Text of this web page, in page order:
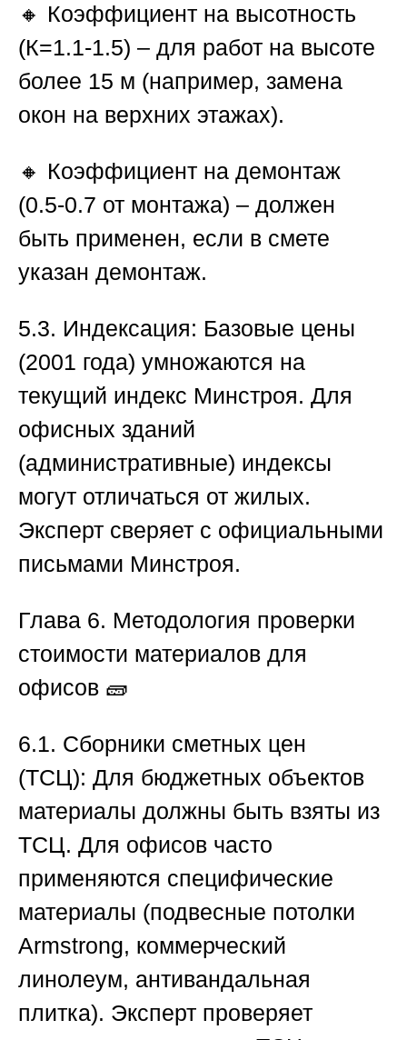
🔸 Коэффициент на высотность
(К=1.1-1.5) – для работ на высоте
более 15 м (например, замена
окон на верхних этажах).
🔸 Коэффициент на демонтаж
(0.5-0.7 от монтажа) – должен
быть применен, если в смете
указан демонтаж.
5.3. Индексация: Базовые цены
(2001 года) умножаются на
текущий индекс Минстроя. Для
офисных зданий
(административные) индексы
могут отличаться от жилых.
Эксперт сверяет с официальными
письмами Минстроя.
Глава 6. Методология проверки
стоимости материалов для
офисов 🧱
6.1. Сборники сметных цен
(ТСЦ): Для бюджетных объектов
материалы должны быть взяты из
ТСЦ. Для офисов часто
применяются специфические
материалы (подвесные потолки
Armstrong, коммерческий
линолеум, антивандальная
плитка). Эксперт проверяет